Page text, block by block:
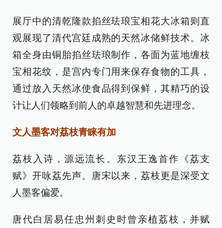
展厅中的清乾隆款掐丝珐琅宝相花大冰箱则直
观展现了清代宫廷成熟的天然冰储鲜技术。冰
箱全身由铜胎掐丝珐琅制作，各面为蓝地缠枝
宝相花纹，是宫内专门用来保存食物的工具，
通过放入天然冰使食品得到保鲜，其精巧的设
计让人们领略到前人的卓越智慧和先进理念。
文人墨客对荔枝青睐有加
荔枝入诗，源远流长。东汉王逸首作《荔支
赋》开咏荔先声。唐宋以来，荔枝更是深受文
人墨客偏爱。
唐代白居易任忠州刺史时曾亲植荔枝，并赋